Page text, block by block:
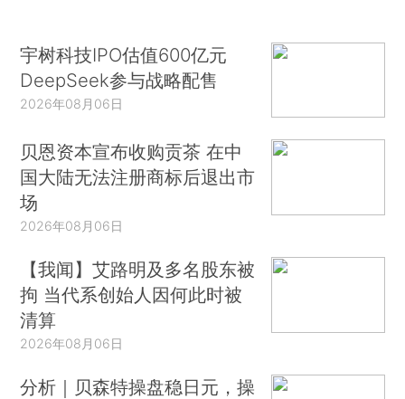
宇树科技IPO估值600亿元
DeepSeek参与战略配售
2026年08月06日
贝恩资本宣布收购贡茶 在中
国大陆无法注册商标后退出市
场
2026年08月06日
【我闻】艾路明及多名股东被
拘 当代系创始人因何此时被
清算
2026年08月06日
分析｜贝森特操盘稳日元，操